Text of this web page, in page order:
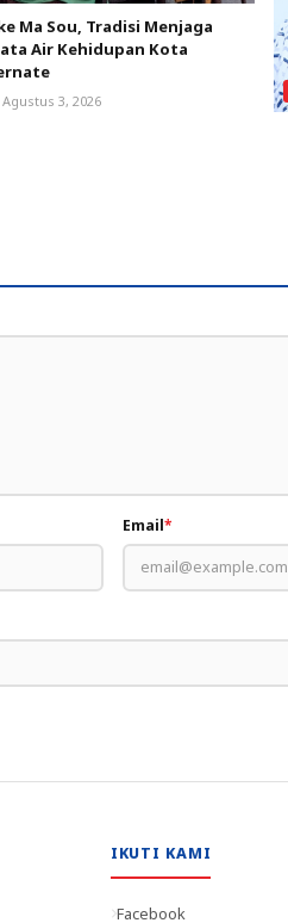
Ma Sou, Tradisi Menjaga
Air Kehidupan Kota
Agustus 3, 2026
Email*
IKUTI KAMI
Facebook